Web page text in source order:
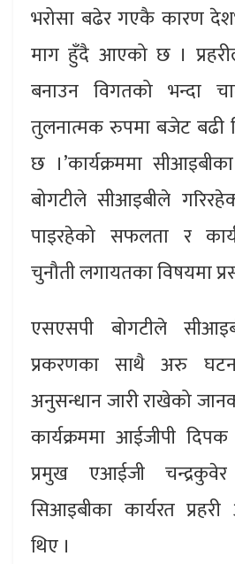
भरोसा बढेर गएकै कारण
माग हुँदै आएको छ ।
बनाउन विगतको भन्दा
तुलनात्मक रुपमा बजेट बढी
छ ।’कार्यक्रममा
बोगटीले सीआइबीले
पाइरहेको सफलता र
चुनौती लगायतका विषयमा
एसएसपी बोगटीले
प्रकरणका साथै अरु
अनुसन्धान जारी राखेको
कार्यक्रममा आईजीपी
प्रमुख एआईजी
सिआइबीका कार्यरत
थिए ।